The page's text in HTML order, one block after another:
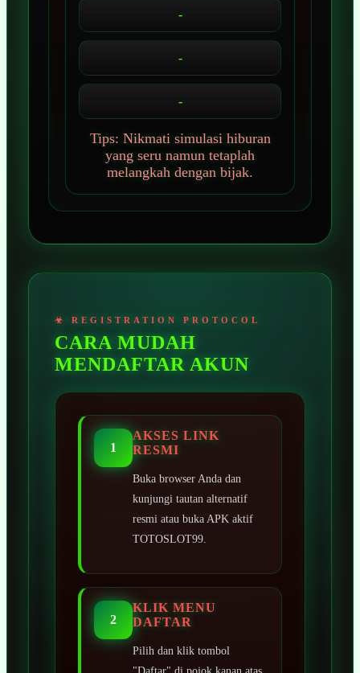
-
-
-
Tips: Nikmati simulasi hiburan
yang seru namun tetaplah
melangkah dengan bijak.
CARA MUDAH
MENDAFTAR AKUN
1
AKSES LINK
RESMI
Buka browser Anda dan
kunjungi tautan alternatif
resmi atau buka APK aktif
TOTOSLOT99.
2
KLIK MENU
DAFTAR
Pilih dan klik tombol